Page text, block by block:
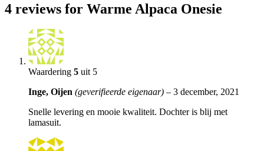
4 reviews for Warme Alpaca Onesie
Waardering 5 uit 5
Inge, Oijen (geverifieerde eigenaar) – 3 december, 2021
Snelle levering en mooie kwaliteit. Dochter is blij met
lamasuit.